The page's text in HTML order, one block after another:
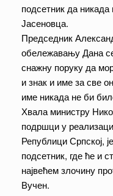
подсетник да
Јасеновца.
Председник
обележавању Дана
снажну поруку да
и знак и име за све
име никада не би
Хвала министру
подршци у
Републици Српској,
подсетник, где ће и
највећем злочину
Вучен.